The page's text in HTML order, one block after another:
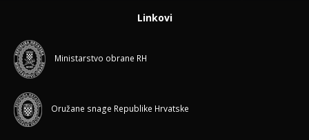
Linkovi
Ministarstvo obrane RH
Oružane snage Republike Hrvatske